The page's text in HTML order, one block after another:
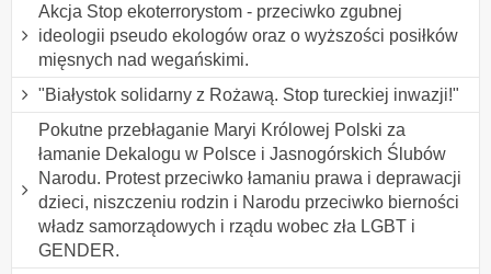
Akcja Stop ekoterrorystom - przeciwko zgubnej
ideologii pseudo ekologów oraz o wyższości posiłków
mięsnych nad wegańskimi.
"Białystok solidarny z Rożawą. Stop tureckiej inwazji!"
Pokutne przebłaganie Maryi Królowej Polski za
łamanie Dekalogu w Polsce i Jasnogórskich Ślubów
Narodu. Protest przeciwko łamaniu prawa i deprawacji
dzieci, niszczeniu rodzin i Narodu przeciwko bierności
władz samorządowych i rządu wobec zła LGBT i
GENDER.